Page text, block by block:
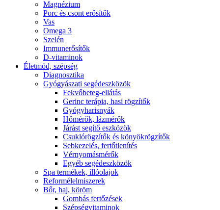
Magnézium
Porc és csont erősítők
Vas
Omega 3
Szelén
Immunerősítők
D-vitaminok
Életmód, szépség
Diagnosztika
Gyógyászati segédeszközök
Fekvőbeteg-ellátás
Gerinc terápia, hasi rögzítők
Gyógyharisnyák
Hőmérők, lázmérők
Járást segítő eszközök
Csuklórögzítők és könyökrögzítők
Sebkezelés, fertőtlenítés
Vérnyomásmérők
Egyéb segédeszközök
Spa termékek, illóolajok
Reformélelmiszerek
Bőr, haj, köröm
Gombás fertőzések
Szépségvitaminok